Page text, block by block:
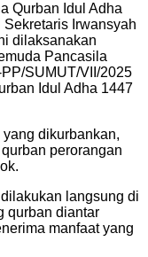
Qurban Idul Adha
Irwansyah
dilaksanakan
Pancasila
SUMUT/VII/2025
Idul Adha 1447
yang dikurbankan,
perorangan
langsung di
qurban diantar
manfaat yang